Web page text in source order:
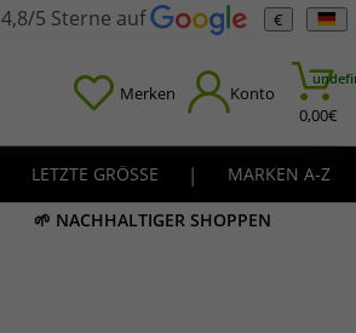
4,8/5 Sterne auf €
Merken Konto
0,00€
LETZTE GRÖSSE |
MARKEN A-Z
🌱 NACHHALTIGER SHOPPEN